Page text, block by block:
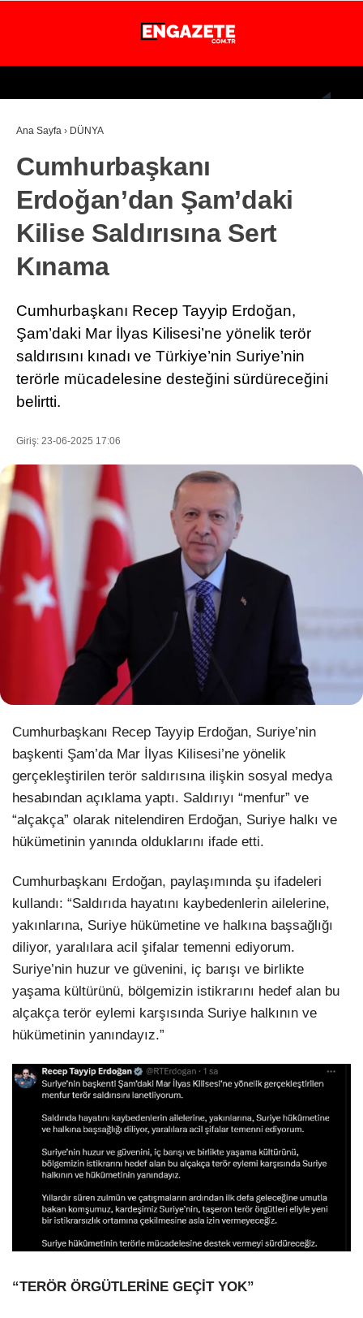
Facebook
Instagram
LinkedIn
26.2
İSTANBUL
GÜNDEM
EKONOMİ
DÜNYA
MAGAZİN
SPOR
TEKNOLOJİ
EĞİTİM
Ana Sayfa › DÜNYA
Cumhurbaşkanı
Erdoğan’dan Şam’daki
Kilise Saldırısına Sert
Kınama
Cumhurbaşkanı Recep Tayyip Erdoğan,
Şam’daki Mar İlyas Kilisesi’ne yönelik terör
saldırısını kınadı ve Türkiye’nin Suriye’nin
terörle mücadelesine desteğini sürdüreceğini
belirtti.
Giriş: 23-06-2025 17:06
Cumhurbaşkanı Recep Tayyip Erdoğan, Suriye’nin
başkenti Şam’da Mar İlyas Kilisesi’ne yönelik
gerçekleştirilen terör saldırısına ilişkin sosyal medya
hesabından açıklama yaptı. Saldırıyı “menfur” ve
“alçakça” olarak nitelendiren Erdoğan, Suriye halkı ve
hükümetinin yanında olduklarını ifade etti.
Cumhurbaşkanı Erdoğan, paylaşımında şu ifadeleri
kullandı: “Saldırıda hayatını kaybedenlerin ailelerine,
yakınlarına, Suriye hükümetine ve halkına başsağlığı
diliyor, yaralılara acil şifalar temenni ediyorum.
Suriye’nin huzur ve güvenini, iç barışı ve birlikte
yaşama kültürünü, bölgemizin istikrarını hedef alan bu
alçakça terör eylemi karşısında Suriye halkının ve
hükümetinin yanındayız.”
“TERÖR ÖRGÜTLERİNE GEÇİT YOK”